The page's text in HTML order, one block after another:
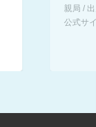
親局 /
公式サ